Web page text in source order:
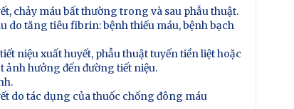
chảy máu bất thường trong và sau phẫu thuật.
do tăng tiêu fibrin: bệnh thiếu máu, bệnh bạch
tiết niệu xuất huyết, phẫu thuật tuyến tiền liệt hoặc
ảnh hưởng đến đường tiết niệu.
do tác dụng của thuốc chống đông máu